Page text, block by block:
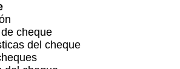
cheque
del cheque